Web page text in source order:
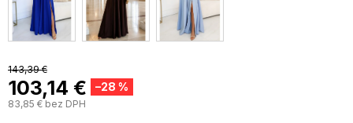
143,39 €
–28 %
103,14 €
83,85 € bez DPH